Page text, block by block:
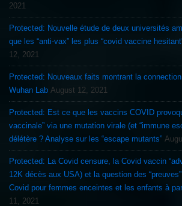
2021
Protected: Nouvelle étude de deux universités
que les “anti-vax” les plus “covid vaccine
12, 2021
Protected: Nouveaux faits montrant la
Wuhan Lab August 12, 2021
Protected: Est ce que les vaccins COVID
vaccinale” via une mutation virale (et “immune
délétère ? Analyse sur les “escape mutants”
Protected: La Covid censure, la Covid vaccin
12K décès aux USA) et la question des
Covid pour femmes enceintes et les enfants à
11, 2021